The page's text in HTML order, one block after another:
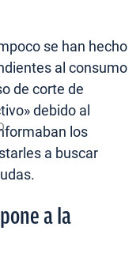
se han hecho
al consumo
de corte de
debido al
los
a buscar
a la